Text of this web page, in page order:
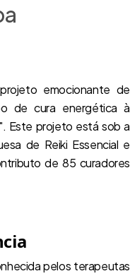
emocionante de
de cura energética à
Este projeto está sob a
de Reiki Essencial e
de 85 curadores
pelos terapeutas